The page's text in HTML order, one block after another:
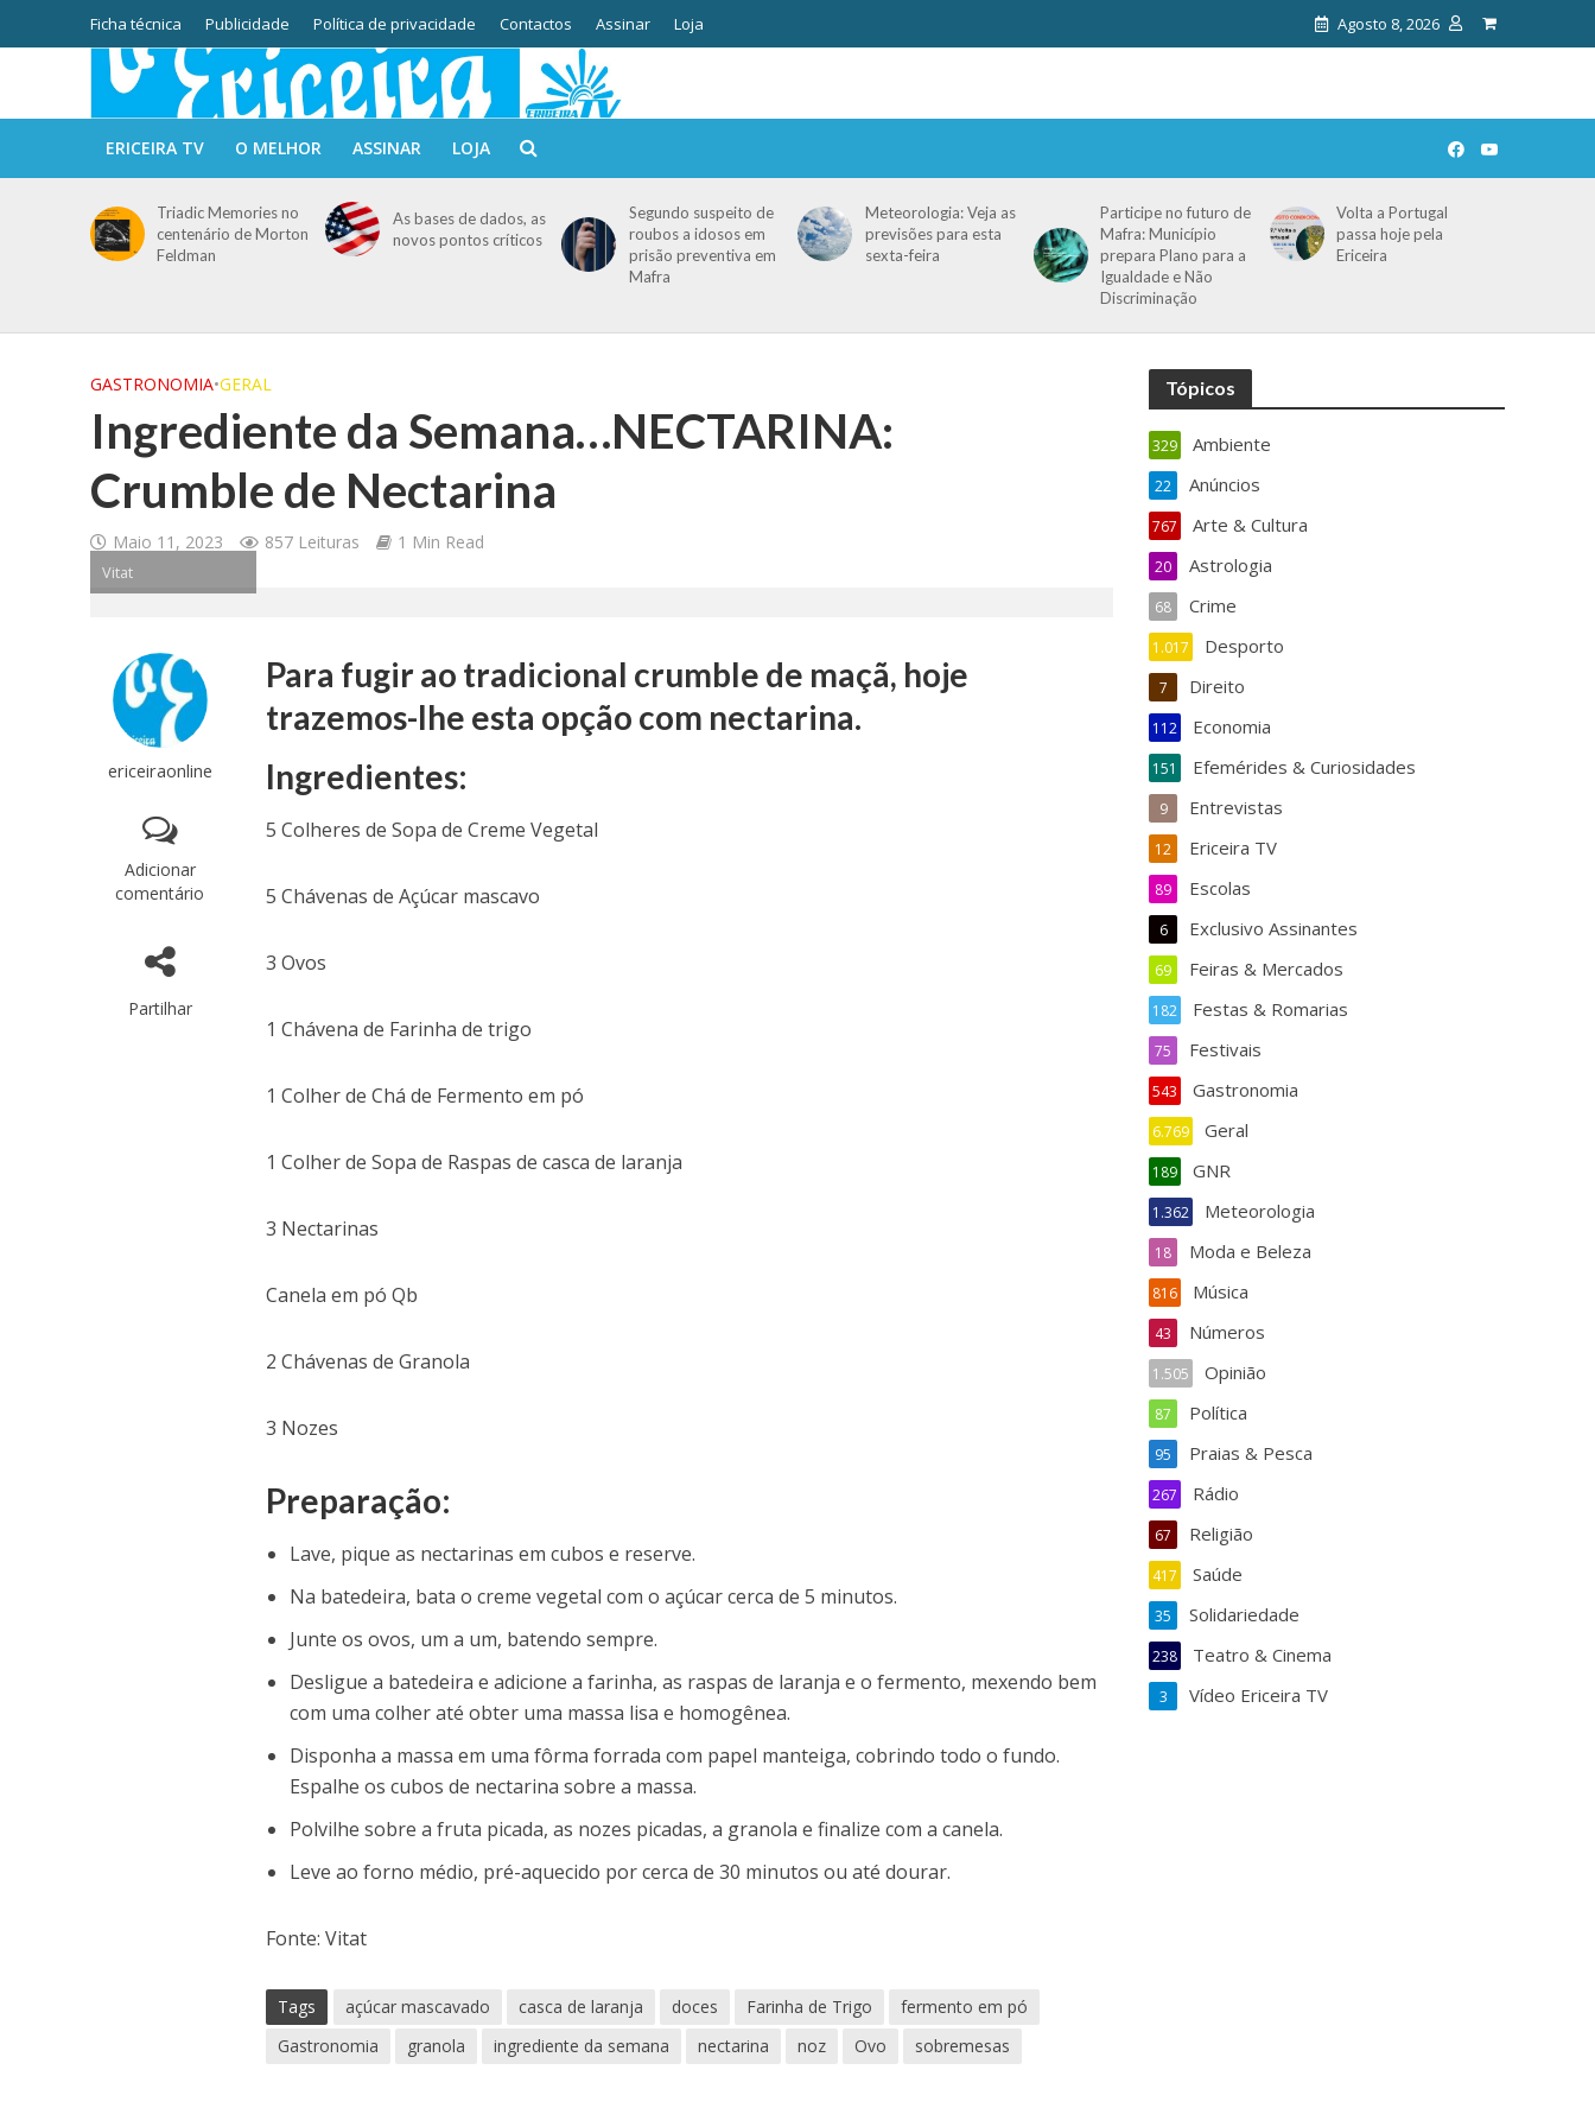
Ficha técnica Publicidade Política de privacidade Contactos Assinar Loja Agosto 8, 2026
ERICEIRA TV O MELHOR ASSINAR LOJA
Triadic Memories no
centenário de Morton
Feldman
As bases de dados, as
novos pontos críticos
Segundo suspeito de
roubos a idosos em
prisão preventiva em
Mafra
Meteorologia: Veja as
previsões para esta
sexta-feira
Participe no futuro de
Mafra: Município
prepara Plano para a
Igualdade e Não
Discriminação
Volta a Portugal
passa hoje pela
Ericeira
GASTRONOMIA•GERAL
Ingrediente da Semana…NECTARINA:
Crumble de Nectarina
Maio 11, 2023 857 Leituras 1 Min Read
Vitat
ericeiraonline
Adicionar
comentário
Partilhar
Para fugir ao tradicional crumble de maçã, hoje
trazemos-lhe esta opção com nectarina.
Ingredientes:
5 Colheres de Sopa de Creme Vegetal
5 Chávenas de Açúcar mascavo
3 Ovos
1 Chávena de Farinha de trigo
1 Colher de Chá de Fermento em pó
1 Colher de Sopa de Raspas de casca de laranja
3 Nectarinas
Canela em pó Qb
2 Chávenas de Granola
3 Nozes
Preparação:
Lave, pique as nectarinas em cubos e reserve.
Na batedeira, bata o creme vegetal com o açúcar cerca de 5 minutos.
Junte os ovos, um a um, batendo sempre.
Desligue a batedeira e adicione a farinha, as raspas de laranja e o fermento, mexendo bem
com uma colher até obter uma massa lisa e homogênea.
Disponha a massa em uma fôrma forrada com papel manteiga, cobrindo todo o fundo.
Espalhe os cubos de nectarina sobre a massa.
Polvilhe sobre a fruta picada, as nozes picadas, a granola e finalize com a canela.
Leve ao forno médio, pré-aquecido por cerca de 30 minutos ou até dourar.
Fonte: Vitat
Tags açúcar mascavado casca de laranja doces Farinha de Trigo
fermento em pó
Gastronomia
granola ingrediente da semana nectarina noz Ovo sobremesas
Tópicos
Ambiente
329
Anúncios
22
Arte & Cultura
767
Astrologia
20
Crime
68
Desporto
1.017
Direito
7
Economia
112
Efemérides & Curiosidades
151
Entrevistas
9
Ericeira TV
12
Escolas
89
Exclusivo Assinantes
6
Feiras & Mercados
69
Festas & Romarias
182
Festivais
75
Gastronomia
543
Geral
6.769
GNR
189
Meteorologia
1.362
Moda e Beleza
18
Música
816
Números
43
Opinião
1.505
Política
87
Praias & Pesca
95
Rádio
267
Religião
67
Saúde
417
Solidariedade
35
Teatro & Cinema
238
Vídeo Ericeira TV
3